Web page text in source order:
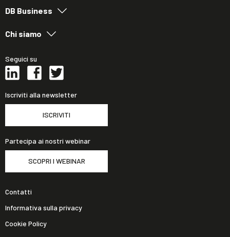
DB Business
Chi siamo
Seguici su
Iscriviti alla newsletter
ISCRIVITI
Partecipa ai nostri webinar
SCOPRI I WEBINAR
Contatti
Informativa sulla privacy
Cookie Policy